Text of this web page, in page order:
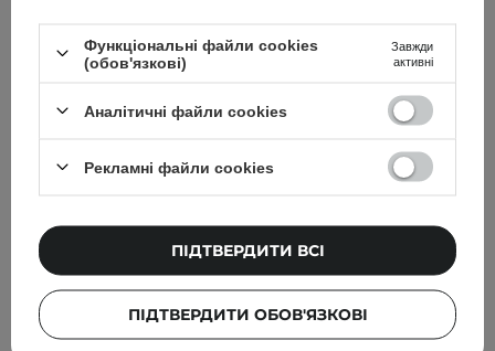
еластичність і розгладжує шкіру. Найшвидший
ефект розгладження мімічних зморшок я
можна використовувати вранці або ввечері,
самостійно чи під крем. Велика перевага — її
Інші клієнти також перевіряли
Функціональні файли cookies
(обов'язкові)
Завжди
активні
Аналітичні файли cookies
Рекламні файли cookies
ПІДТВЕРДИТИ ОБОВ'ЯЗКОВІ
ПІДТВЕРДИТИ ВСІ